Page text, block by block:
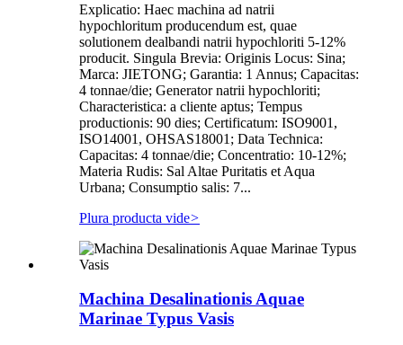
Explicatio: Haec machina ad natrii
hypochloritum producendum est, quae
solutionem dealbandi natrii hypochloriti 5-12%
producit. Singula Brevia: Originis Locus: Sina;
Marca: JIETONG; Garantia: 1 Annus; Capacitas:
4 tonnae/die; Generator natrii hypochloriti;
Characteristica: a cliente aptus; Tempus
productionis: 90 dies; Certificatum: ISO9001,
ISO14001, OHSAS18001; Data Technica:
Capacitas: 4 tonnae/die; Concentratio: 10-12%;
Materia Rudis: Sal Altae Puritatis et Aqua
Urbana; Consumptio salis: 7...
Plura producta vide>
Machina Desalinationis Aquae
Marinae Typus Vasis